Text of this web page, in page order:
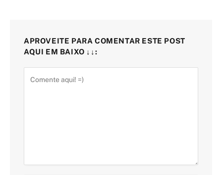
APROVEITE PARA COMENTAR ESTE POST
AQUI EM BAIXO ↓↓: